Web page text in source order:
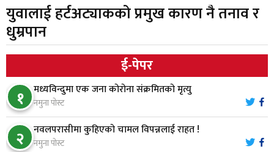
६
स्थापनाको एक दशकपछि विनयी त्रिवेणीको आफ्नै
प्रशासकीय भवनको शिलान्यास
७
भरतपुर अस्पतालद्वारा आइसियुमा प्रतिक्षारत बिरामीको
नाम ‘डिस्प्ले बोर्ड’मा
८ नारायणघाट–बुटवल सडकमा ‘क्यानोपी ब्रिज’ निर्माण
युवालाई हर्टअट्याकको प्रमुख कारण नै तनाव र
धुम्रपान
ई-पेपर
१ मध्यविन्दुमा एक जना कोरोना संक्रमितको मृत्यु
नमुना पोस्ट
२ नवलपरासीमा कुहिएको चामल विपन्नलाई राहत !
नमुना पोस्ट